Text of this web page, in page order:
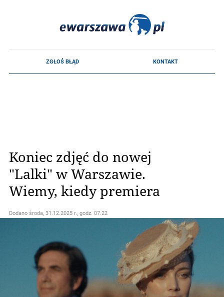
Koniec zdjęć do nowej
"Lalki" w Warszawie.
Wiemy, kiedy premiera
Dodano środa, 31.12.2025 r., godz. 07.22